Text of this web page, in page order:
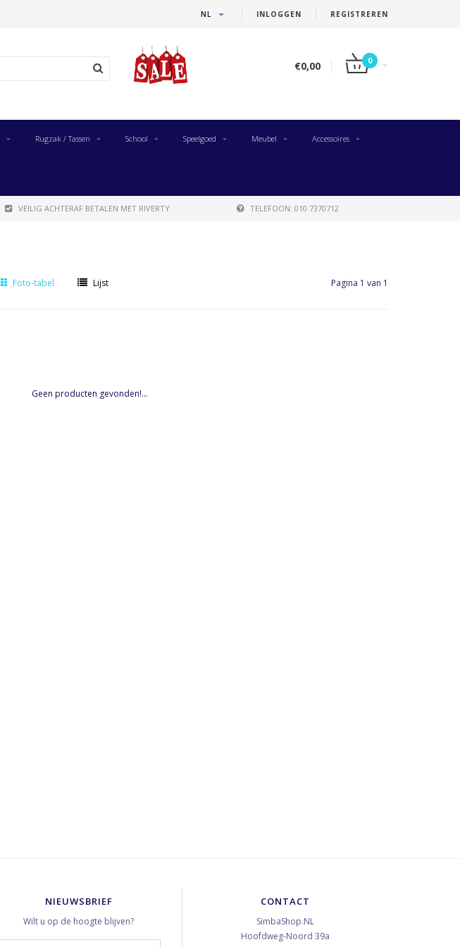
INLOGGEN REGISTREREN
NL
€0,00 0
Rugzak / Tassen School Speelgoed Meubel Accessoires
VEILIG ACHTERAF BETALEN MET RIVERTY TELEFOON: 010 7370712
Foto-tabel Lijst Pagina 1 van 1
Geen producten gevonden!...
NIEUWSBRIEF
Wilt u op de hoogte blijven?
CONTACT
SimbaShop.NL
Hoofdweg-Noord 39a